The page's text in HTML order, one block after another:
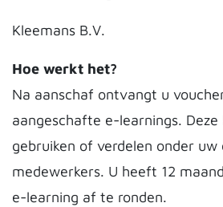
Kleemans B.V.
Hoe werkt het?
Na aanschaf ontvangt u
aangeschafte e-learnings.
gebruiken of verdelen onder uw
medewerkers. U heeft 12
e-learning af te ronden.